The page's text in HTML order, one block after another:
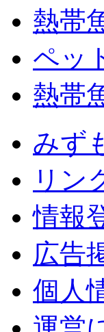
熱帯
ペッ
熱帯
みず
リン
情報
広告
個人